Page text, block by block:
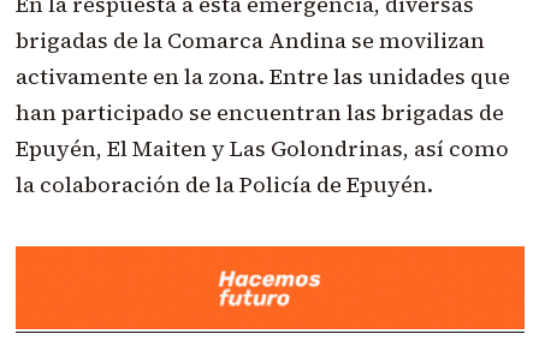
brigadas de la Comarca Andina se movilizan
activamente en la zona. Entre las unidades que
han participado se encuentran las brigadas de
Epuyén, El Maiten y Las Golondrinas, así como
la colaboración de la Policía de Epuyén.